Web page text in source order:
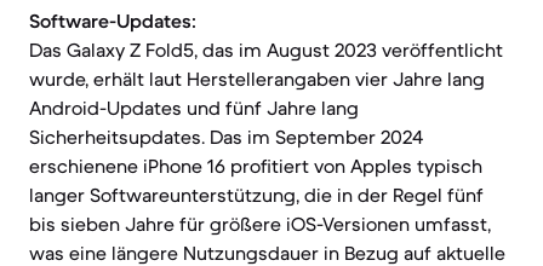
Software-Updates:
Das Galaxy Z Fold5, das im August 2023 veröffentlicht
wurde, erhält laut Herstellerangaben vier Jahre lang
Android-Updates und fünf Jahre lang
Sicherheitsupdates. Das im September 2024
erschienene iPhone 16 profitiert von Apples typisch
langer Softwareunterstützung, die in der Regel fünf
bis sieben Jahre für größere iOS-Versionen umfasst,
was eine längere Nutzungsdauer in Bezug auf aktuelle